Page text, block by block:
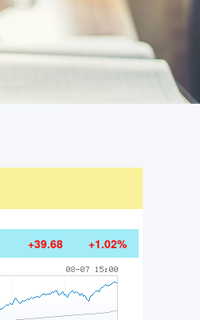
+39.68 +1.02%